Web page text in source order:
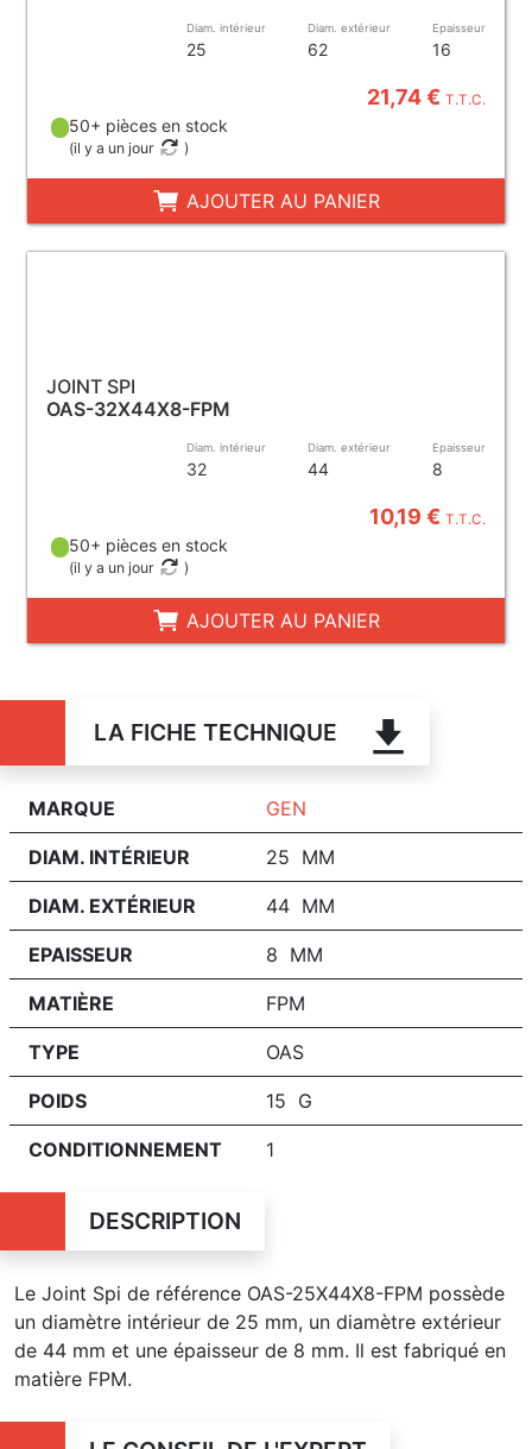
Diam. intérieur
25
Diam. extérieur
62
Epaisseur
16
21,74 €T.T.C.
50+ pièces en stock
(il y a un jour )
AJOUTER AU PANIER
JOINT SPI
OAS-32X44X8-FPM
Diam. intérieur
32
Diam. extérieur
44
Epaisseur
8
10,19 €T.T.C.
50+ pièces en stock
(il y a un jour )
AJOUTER AU PANIER
LA FICHE TECHNIQUE
MARQUE GEN
DIAM. INTÉRIEUR 25 MM
DIAM. EXTÉRIEUR 44 MM
EPAISSEUR 8 MM
MATIÈRE FPM
TYPE OAS
POIDS 15 G
CONDITIONNEMENT 1
DESCRIPTION
Le Joint Spi de référence OAS-25X44X8-FPM possède
un diamètre intérieur de 25 mm, un diamètre extérieur
de 44 mm et une épaisseur de 8 mm. Il est fabriqué en
matière FPM.